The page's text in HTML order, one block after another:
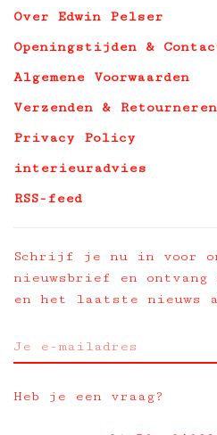
Over Edwin Pelser
Openingstijden &
Algemene Voorwaarden
Verzenden & Retourneren
Privacy Policy
interieuradvies
RSS-feed
Schrijf je nu in voor
nieuwsbrief en ontvang
en het laatste nieuws
Heb je een vraag?